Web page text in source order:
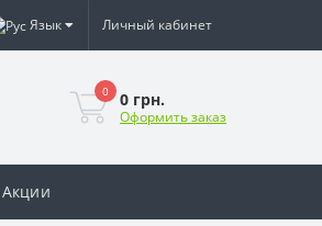
Язык Личный кабинет
0 0 грн.
Оформить заказ
Акции